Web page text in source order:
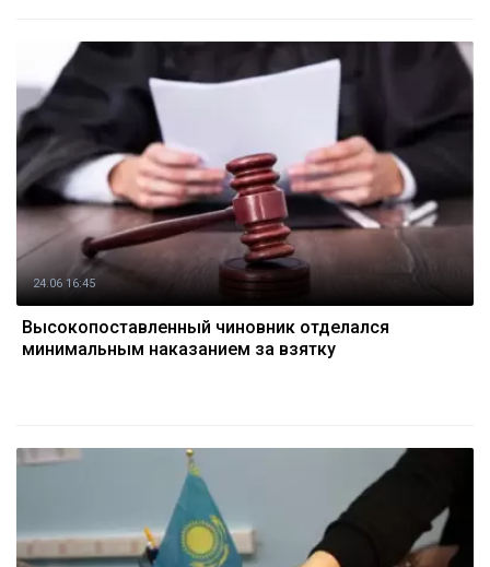
24.06 16:45
Высокопоставленный чиновник отделался
минимальным наказанием за взятку